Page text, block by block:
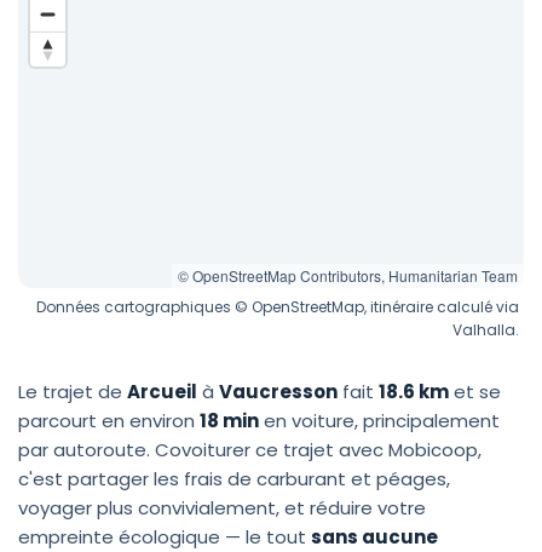
© OpenStreetMap Contributors, Humanitarian Team
Données cartographiques © OpenStreetMap, itinéraire calculé via
Valhalla.
Le trajet de Arcueil à Vaucresson fait 18.6 kmet se
parcourt en environ 18 minen voiture, principalement
par autoroute. Covoiturer ce trajet avec Mobicoop,
c'est partager les frais de carburant et péages,
voyager plus convivialement, et réduire votre
empreinte écologique — le tout sans aucune